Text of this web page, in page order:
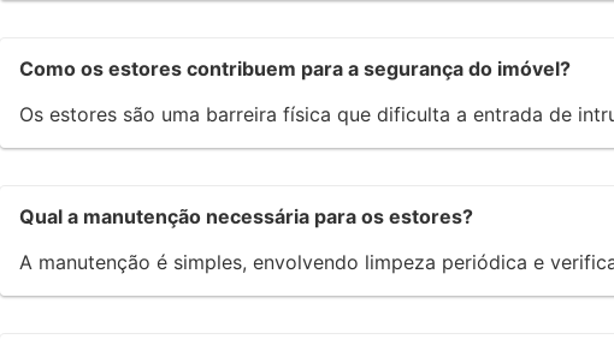
Como os estores contribuem para a segurança do imóvel?
Os estores são uma barreira física que dificulta a entrada de
Qual a manutenção necessária para os estores?
A manutenção é simples, envolvendo limpeza periódica e